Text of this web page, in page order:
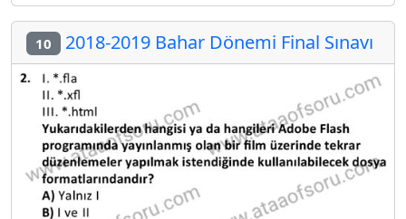
10 2018-2019 Bahar Dönemi Final Sınavı